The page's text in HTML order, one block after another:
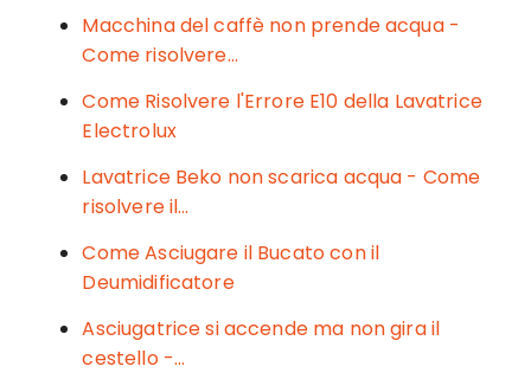
b
o
o
k
r st vi
Macchina del caffè non prende acqua -
Come risolvere…
Come Risolvere l'Errore E10 della Lavatrice
Electrolux
Lavatrice Beko non scarica acqua - Come
risolvere il…
Come Asciugare il Bucato con il
Deumidificatore
Asciugatrice si accende ma non gira il
cestello -…